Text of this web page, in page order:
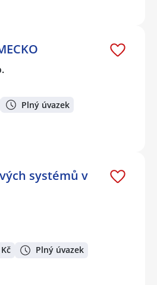
Plný úvazek
systémů v
Plný úvazek